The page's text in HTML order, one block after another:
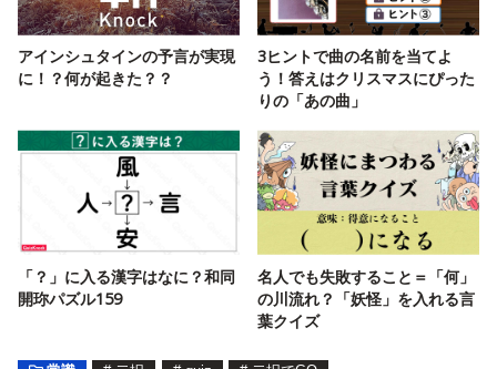
アインシュタインの予言が実現
に！？何が起きた？？
3ヒントで曲の名前を当てよ
う！答えはクリスマスにぴった
りの「あの曲」
「？」に入る漢字はなに？和同
開珎パズル159
名人でも失敗すること＝「何」
の川流れ？「妖怪」を入れる言
葉クイズ